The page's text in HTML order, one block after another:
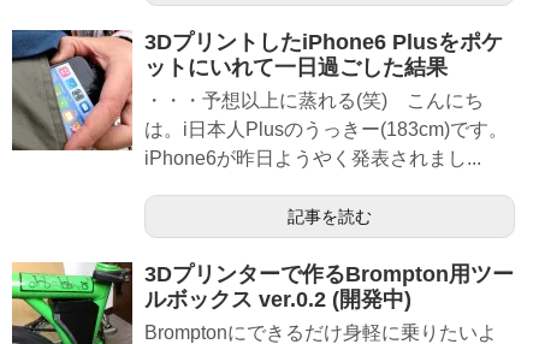
3DプリントしたiPhone6 Plusをポケ
ットにいれて一日過ごした結果
・・・予想以上に蒸れる(笑) こんにち
は。i日本人Plusのうっきー(183cm)です。
iPhone6が昨日ようやく発表されまし...
記事を読む
3Dプリンターで作るBrompton用ツー
ルボックス ver.0.2 (開発中)
Bromptonにできるだけ身軽に乗りたいよ